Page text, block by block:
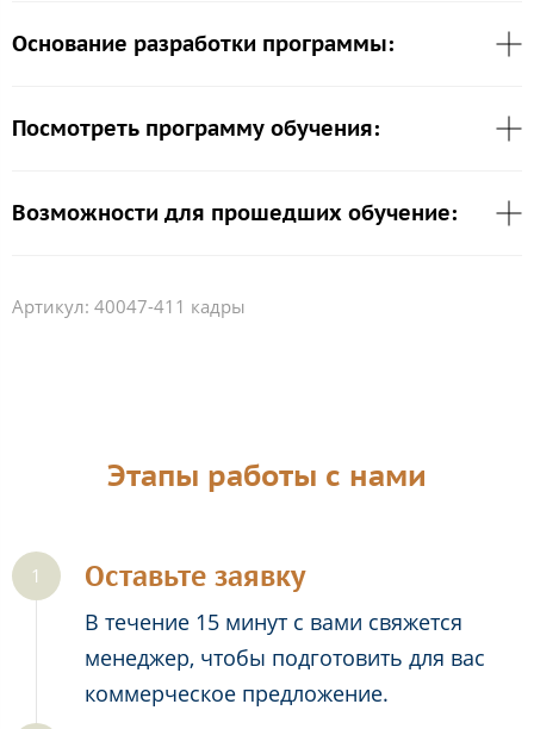
Основание разработки программы:
Посмотреть программу обучения:
Возможности для прошедших обучение:
Артикул: 40047-411 кадры
Этапы работы с нами
Оставьте заявку
В течение 15 минут с вами свяжется
менеджер, чтобы подготовить для вас
коммерческое предложение.